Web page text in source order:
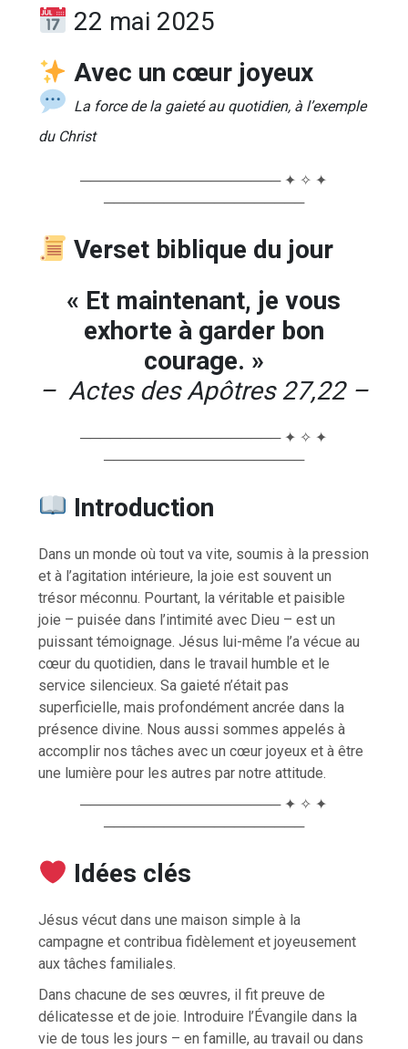
22 mai 2025
Avec un cœur joyeux
La force de la gaieté au quotidien, à l’exemple
du Christ
──────────────────── ✦ ✧ ✦
────────────────────
Verset biblique du jour
« Et maintenant, je vous
exhorte à garder bon
courage. »
– Actes des Apôtres 27,22 –
──────────────────── ✦ ✧ ✦
────────────────────
Introduction
Dans un monde où tout va vite, soumis à la pression
et à l’agitation intérieure, la joie est souvent un
trésor méconnu. Pourtant, la véritable et paisible
joie – puisée dans l’intimité avec Dieu – est un
puissant témoignage. Jésus lui-même l’a vécue au
cœur du quotidien, dans le travail humble et le
service silencieux. Sa gaieté n’était pas
superficielle, mais profondément ancrée dans la
présence divine. Nous aussi sommes appelés à
accomplir nos tâches avec un cœur joyeux et à être
une lumière pour les autres par notre attitude.
──────────────────── ✦ ✧ ✦
────────────────────
Idées clés
Jésus vécut dans une maison simple à la
campagne et contribua fidèlement et joyeusement
aux tâches familiales.
Dans chacune de ses œuvres, il fit preuve de
délicatesse et de joie. Introduire l’Évangile dans la
vie de tous les jours – en famille, au travail ou dans